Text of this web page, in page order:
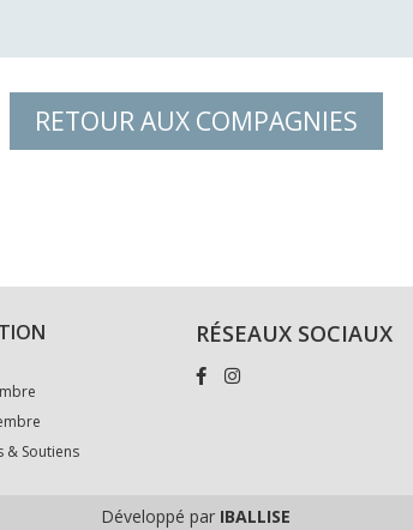
RETOUR AUX COMPAGNIES
& Soutiens
RÉSEAUX SOCIAUX
Développé par IBALLISE